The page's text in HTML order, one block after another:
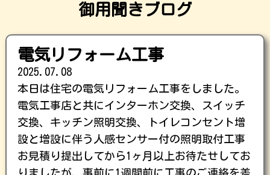
御用聞きブログ
電気リフォーム工事
2025.07.08
本日は住宅の電気リフォーム工事をしました。
電気工事店と共にインターホン交換、スイッチ
交換、キッチン照明交換、トイレコンセント増
設と増設に伴う人感センサー付の照明取付工事
お見積り提出してから1ヶ月以上お待たせしてお
りましたが、事前に1週間前に工事のご連絡を差